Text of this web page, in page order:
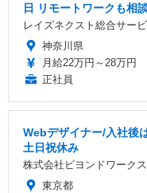
日 リモートワークも相
レイズネクスト総合サー
神奈川県
月給22万円～28万円
正社員
Webデザイナー/入社後
土日祝休み
株式会社ビヨンドワークス
東京都